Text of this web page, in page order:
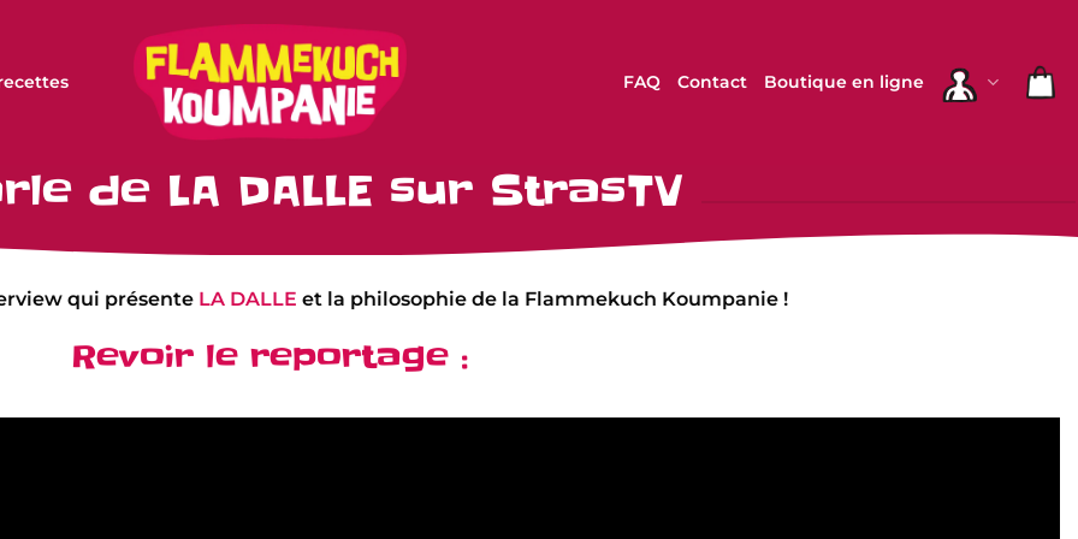
FAQ Contact Boutique en ligne
de LA DALLE sur StrasTV
qui présente LA DALLE et la philosophie de la Flammekuch Koumpanie !
Revoir le reportage :